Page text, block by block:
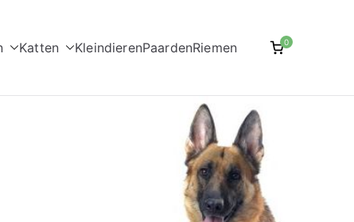
Katten KleindierenPaardenRiemen 0